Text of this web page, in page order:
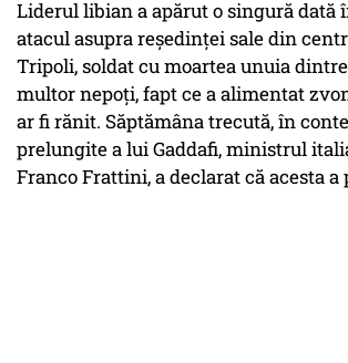
Liderul libian a apărut o singură dată
atacul asupra reşedinţei sale din
Tripoli, soldat cu moartea unuia
multor nepoţi, fapt ce a alimentat
ar fi rănit. Săptămâna trecută, în
prelungite a lui Gaddafi, ministrul
Franco Frattini, a declarat că acesta